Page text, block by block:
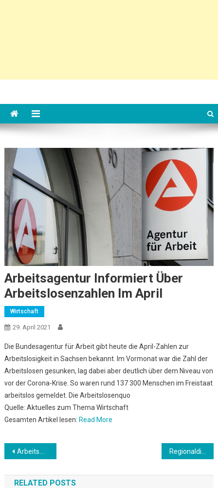
Arbeitsagentur Informiert Über
Arbeitslosenzahlen Im April
Wirtschaft
29. April 2021
Die Bundesagentur für Arbeit gibt heute die April-Zahlen zur
Arbeitslosigkeit in Sachsen bekannt. Im Vormonat war die Zahl der
Arbeitslosen gesunken, lag dabei aber deutlich über dem Niveau von
vor der Corona-Krise. So waren rund 137 300 Menschen im Freistaat
arbeitslos gemeldet. Die Arbeitslosenquo
Quelle: Aktuelles zum Thema Wirtschaft
Gesamten Artikel lesen: Read More
Beitrags-
Navigation
Arbeitsmarktzahlen für MV werden bekanntgegeben
RELATED POSTS